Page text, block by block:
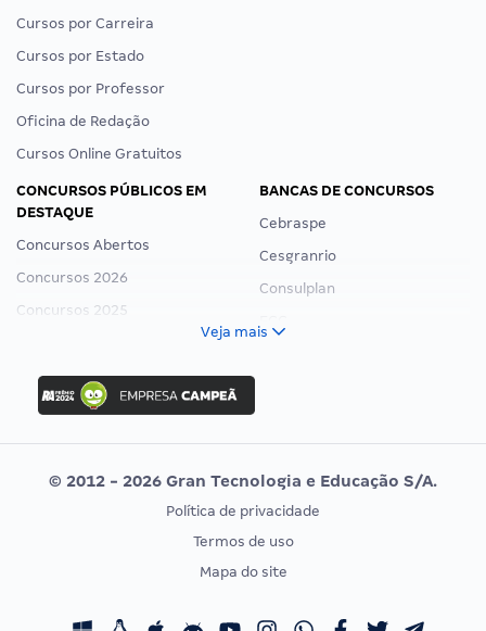
Cursos por Carreira
Cursos por Estado
Cursos por Professor
Oficina de Redação
Cursos Online Gratuitos
CONCURSOS PÚBLICOS EM
DESTAQUE
Concursos Abertos
Concursos 2026
Concursos 2025
Concurso Ibama
Concurso MPU
Editais publicados
BANCAS DE CONCURSOS
Cebraspe
Cesgranrio
Consulplan
Vunesp
CONCURSOS POR PROFISSÃO
Concursos Fiscais
EXAME DE ORDEM
Calendário OAB
Veja mais
© 2012 - 2026 Gran Tecnologia e Educação S/A.
Política de privacidade
Termos de uso
Mapa do site